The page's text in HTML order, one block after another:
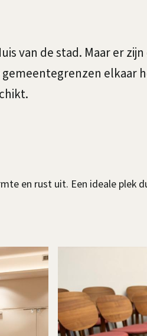
van de stad. Maar er
elkaar
en rust uit. Een ideale plek